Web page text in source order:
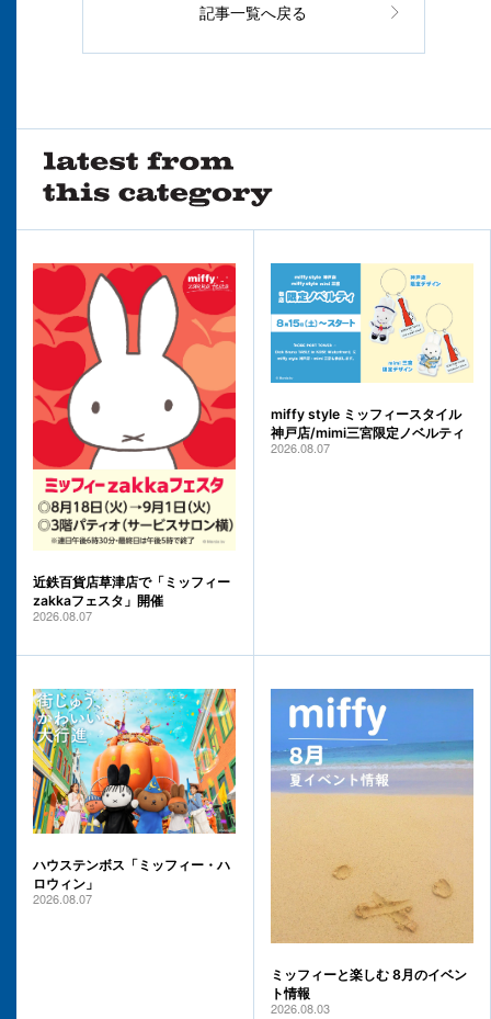
記事一覧へ戻る
近鉄百貨店草津店で「ミッフィー
zakkaフェスタ」開催
2026.08.07
miffy style ミッフィースタイル
神戸店/mimi三宮限定ノベルティ
2026.08.07
ハウステンボス「ミッフィー・ハ
ロウィン」
2026.08.07
ミッフィーと楽しむ 8月のイベン
ト情報
2026.08.03